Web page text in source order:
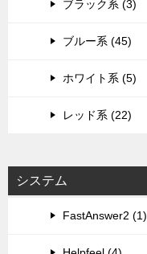
ブラック系 (3)
ブルー系 (45)
ホワイト系 (5)
レッド系 (22)
システム
FastAnswer2 (1)